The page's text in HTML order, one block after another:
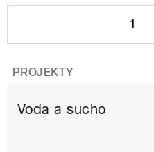
1
PROJEKTY
Voda a sucho